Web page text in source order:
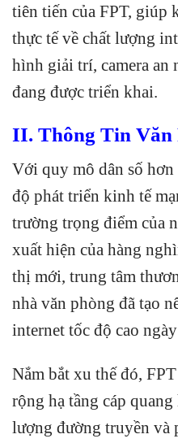
tiên tiến của FPT, giúp
thực tế về chất lượng
hình giải trí, camera an
đang được triển khai.
II. Thông Tin Văn
Với quy mô dân số
độ phát triển kinh tế
trường trọng điểm của
xuất hiện của hàng
thị mới, trung tâm
nhà văn phòng đã tạo
internet tốc độ cao
Nắm bắt xu thế đó,
rộng hạ tầng cáp
lượng đường truyền và